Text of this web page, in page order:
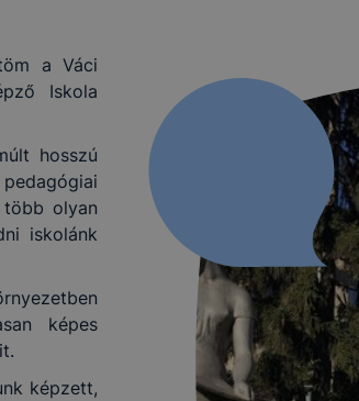
a Váci
Iskola
hosszú
olyan
iskolánk
képes
képzett,